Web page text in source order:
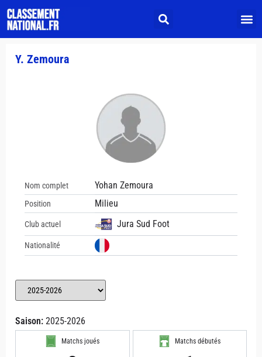
Y. Zemoura
Nom complet Yohan Zemoura
Position Milieu
Club actuel Jura Sud Foot
Nationalité
Saison: 2025-2026
Matchs joués Matchs débutés